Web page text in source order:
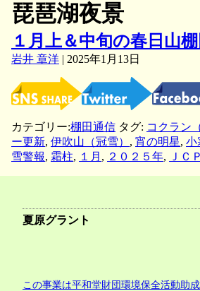
琵琶湖夜景
１月上＆中旬の春日山
岩井 章洋 | 2025年1月13日
カテゴリー:棚田通信 タグ: コクラン
ー更新, 伊吹山（冠雪） , 宵の明星, 小
雪警報, 霜柱, １月 , ２０２５年, ＪＣ
夏原グラント
この事業は平和堂財団環境保全活動助